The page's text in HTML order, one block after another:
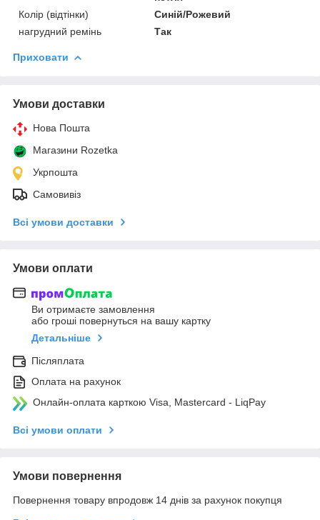
Колір (відтінки)
Синій/Рожевий
нагрудний ремінь
Так
Приховати
Умови доставки
Нова Пошта
Магазини Rozetka
Укрпошта
Самовивіз
Всі умови доставки
Умови оплати
Ви отримаєте замовлення
або гроші повернуться на вашу картку
Детальніше
Післяплата
Оплата на рахунок
Онлайн-оплата карткою Visa, Mastercard - LiqPay
Всі умови оплати
Умови повернення
Повернення товару впродовж 14 днів за рахунок покупця